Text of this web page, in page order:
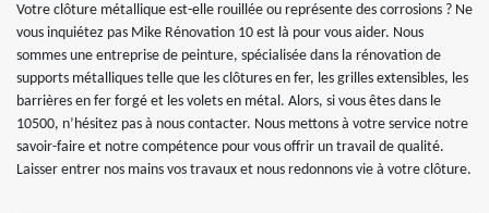
Votre clôture métallique est-elle rouillée ou représente des corrosions ? Ne
vous inquiétez pas Mike Rénovation 10 est là pour vous aider. Nous
sommes une entreprise de peinture, spécialisée dans la rénovation de
supports métalliques telle que les clôtures en fer, les grilles extensibles, les
barrières en fer forgé et les volets en métal. Alors, si vous êtes dans le
10500, n’hésitez pas à nous contacter. Nous mettons à votre service notre
savoir-faire et notre compétence pour vous offrir un travail de qualité.
Laisser entrer nos mains vos travaux et nous redonnons vie à votre clôture.